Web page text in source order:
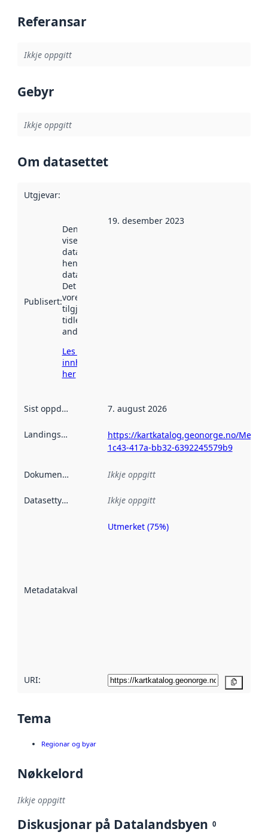
Referansar
Ikkje oppgitt
Gebyr
Ikkje oppgitt
Om datasettet
Utgjevar:
Publisert:
Denne datoen
viser når
datasettet vart
henta inn av
data.norge.no.
Det kan ha
vore
tilgjengeleg
tidlegare
andre stader.
Les meir om
innhenting
her
19. desember 2023
Sist oppdatert 7. august 2026
Landingsside
https://kartkatalog.geonorge.no/
1c43-417a-bb32-6392245579b9
Dokumentasjon Ikkje oppgitt
Datasettype Ikkje oppgitt
Metadatakvalitet
Metadatakvalitet
Utmerket (75%)
URI:
Tema
Regionar og byar
Nøkkelord
Ikkje oppgitt
Diskusjonar på Datalandsbyen 0